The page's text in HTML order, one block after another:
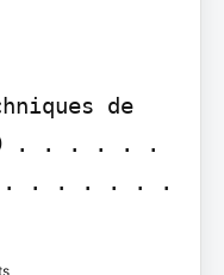
de
D . . . . . .
. . . . . .